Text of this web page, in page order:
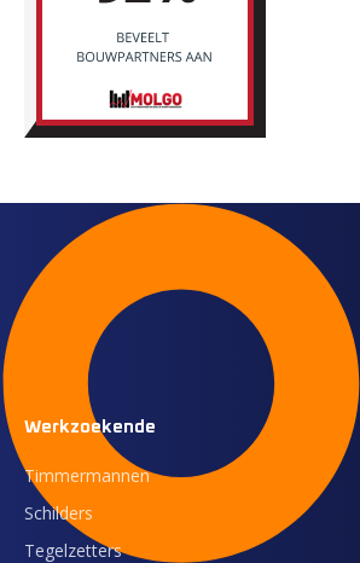
Werkzoekende
Timmermannen
Schilders
Tegelzetters